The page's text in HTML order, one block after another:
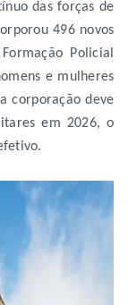
das forças de
496 novos
Policial
e mulheres
corporação deve
em 2026, o